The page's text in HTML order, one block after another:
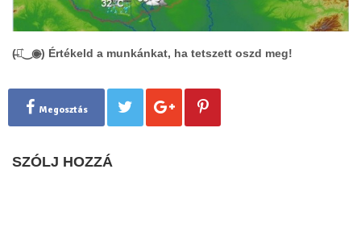
(̶◉͛‿◉̶) Értékeld a munkánkat, ha tetszett oszd meg!
Megosztás
SZÓLJ HOZZÁ